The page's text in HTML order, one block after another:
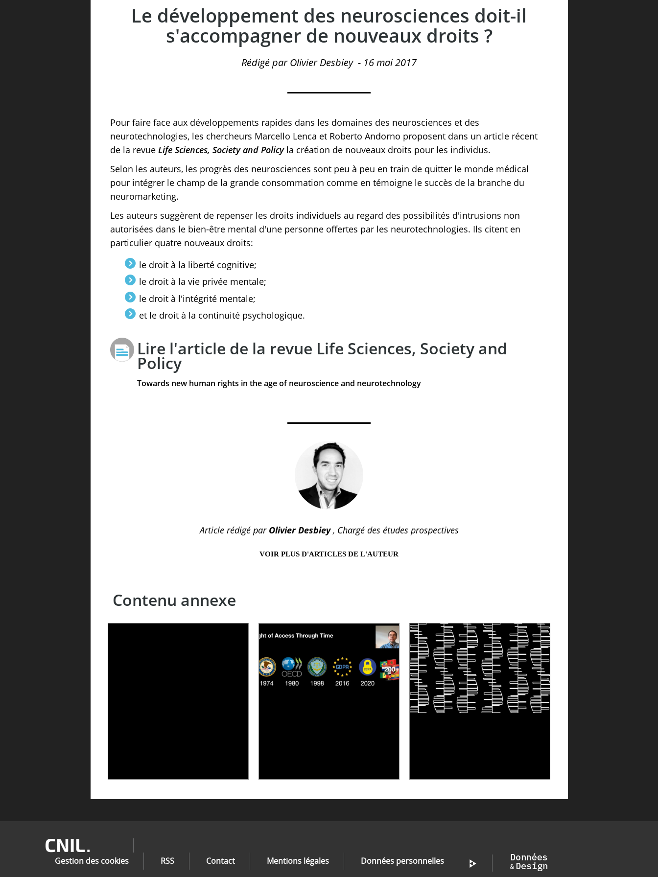
Le développement des neurosciences doit-il
s'accompagner de nouveaux droits ?
Rédigé par Olivier Desbiey - 16 mai 2017
Pour faire face aux développements rapides dans les domaines des neurosciences et des
neurotechnologies, les chercheurs Marcello Lenca et Roberto Andorno proposent dans un article récent
de la revue Life Sciences, Society and Policyla création de nouveaux droits pour les individus.
Selon les auteurs, les progrès des neurosciences sont peu à peu en train de quitter le monde médical
pour intégrer le champ de la grande consommation comme en témoigne le succès de la branche du
neuromarketing.
Les auteurs suggèrent de repenser les droits individuels au regard des possibilités d'intrusions non
autorisées dans le bien-être mental d'une personne offertes par les neurotechnologies. Ils citent en
particulier quatre nouveaux droits:
le droit à la liberté cognitive;
le droit à la vie privée mentale;
le droit à l'intégrité mentale;
et le droit à la continuité psychologique.
Lire l'article de la revue Life Sciences, Society and
Policy
Towards new human rights in the age of neuroscience and neurotechnology
Article rédigé par Olivier Desbiey, Chargé des études prospectives
VOIR PLUS D'ARTICLES DE L'AUTEUR
Contenu annexe
Image
Gestion des cookies
RSS Contact Mentions légales Données personnelles